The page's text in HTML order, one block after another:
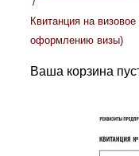
Квитанция на
оформлению визы)
Ваша корзина